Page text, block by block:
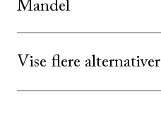
Mandel
Vise flere alternativer